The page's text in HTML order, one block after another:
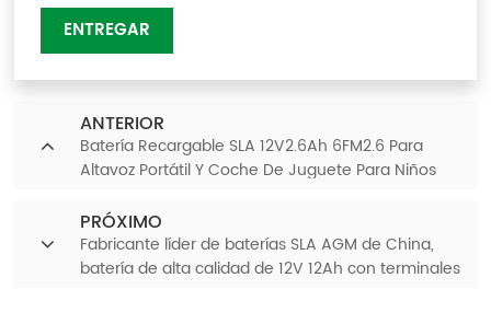
ENTREGAR
ANTERIOR
Batería Recargable SLA 12V2.6Ah 6FM2.6 Para
Altavoz Portátil Y Coche De Juguete Para Niños
PRÓXIMO
Fabricante líder de baterías SLA AGM de China,
batería de alta calidad de 12V 12Ah con terminales